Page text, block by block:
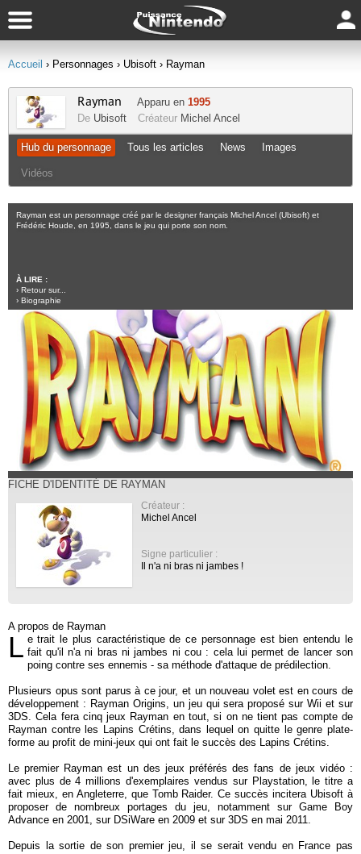
Accueil › Personnages › Ubisoft › Rayman
Rayman Apparu en 1995
De Ubisoft Créateur Michel Ancel
Hub du personnage Tous les articles News Images
Vidéos
Rayman est un personnage créé par le designer français Michel Ancel (Ubisoft) et
Frédéric Houde, en 1995, dans le jeu qui porte son nom.
À LIRE :
› Retour sur...
› Biographie
FICHE D'IDENTITÉ DE RAYMAN
Créateur :
Michel Ancel
Signe particulier :
Il n'a ni bras ni jambes !
A propos de Rayman
L e trait le plus caractéristique de ce personnage est bien entendu le
fait qu'il n'a ni bras ni jambes ni cou : cela lui permet de lancer son
poing contre ses ennemis - sa méthode d'attaque de prédilection.
Plusieurs opus sont parus à ce jour, et un nouveau volet est en cours de
développement : Rayman Origins, un jeu qui sera proposé sur Wii et sur
3DS. Cela fera cinq jeux Rayman en tout, si on ne tient pas compte de
Rayman contre les Lapins Crétins, dans lequel on quitte le genre plate-
forme au profit de mini-jeux qui ont fait le succès des Lapins Crétins.
Le premier Rayman est un des jeux préférés des fans de jeux vidéo :
avec plus de 4 millions d'exemplaires vendus sur Playstation, le titre a
fait mieux, en Angleterre, que Tomb Raider. Ce succès incitera Ubisoft à
proposer de nombreux portages du jeu, notamment sur Game Boy
Advance en 2001, sur DSiWare en 2009 et sur 3DS en mai 2011.
Depuis la sortie de son premier jeu, il se serait vendu en France pas